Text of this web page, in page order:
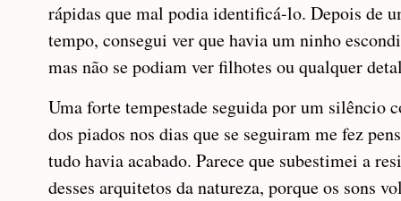
rápidas que mal podia identificá-lo. Depois de
tempo, consegui ver que havia um ninho
mas não se podiam ver filhotes ou qualquer
Uma forte tempestade seguida por um silêncio
dos piados nos dias que se seguiram me fez
tudo havia acabado. Parece que subestimei a
desses arquitetos da natureza, porque os sons